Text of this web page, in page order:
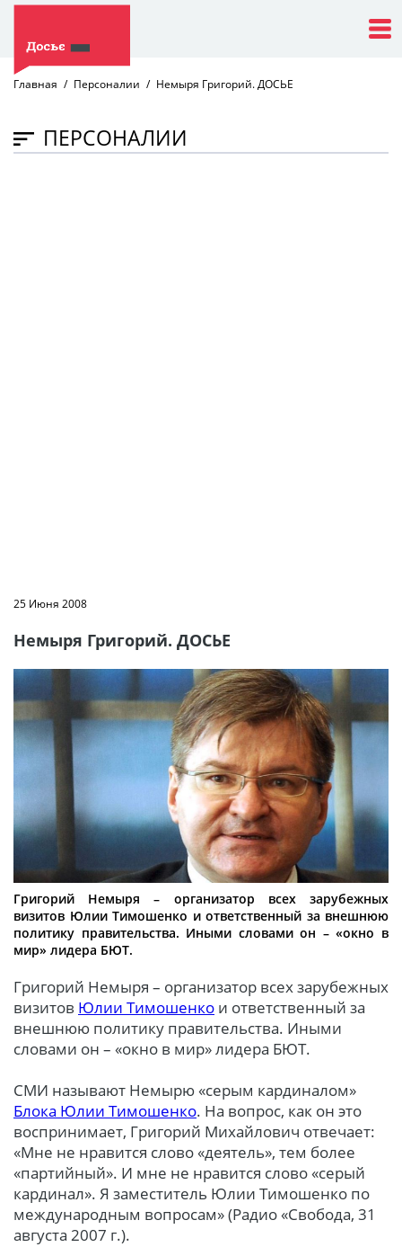
Главная Персоналии Немыря Григорий. ДОСЬЕ
ПЕРСОНАЛИИ
25 Июня 2008
Немыря Григорий. ДОСЬЕ
Григорий Немыря – организатор всех зарубежных
визитов Юлии Тимошенко и ответственный за внешнюю
политику правительства. Иными словами он – «окно в
мир» лидера БЮТ.
Григорий Немыря – организатор всех зарубежных
визитов Юлии Тимошенко и ответственный за
внешнюю политику правительства. Иными
словами он – «окно в мир» лидера БЮТ.
СМИ называют Немырю «серым кардиналом»
Блока Юлии Тимошенко. На вопрос, как он это
воспринимает, Григорий Михайлович отвечает:
«Мне не нравится слово «деятель», тем более
«партийный». И мне не нравится слово «серый
кардинал». Я заместитель Юлии Тимошенко по
международным вопросам» (Радио «Свобода, 31
августа 2007 г.).